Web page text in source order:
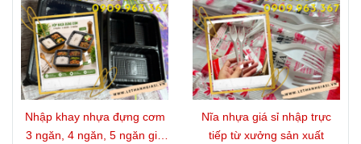
Nhập khay nhựa đựng cơm
3 ngăn, 4 ngăn, 5 ngăn giá
Nĩa nhựa giá sỉ nhập trực
tiếp từ xưởng sản xuất